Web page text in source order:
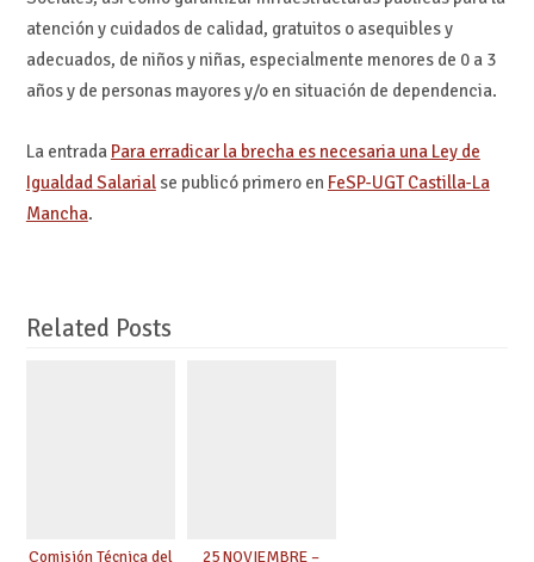
atención y cuidados de calidad, gratuitos o asequibles y
adecuados, de niños y niñas, especialmente menores de 0 a 3
años y de personas mayores y/o en situación de dependencia.
La entrada Para erradicar la brecha es necesaria una Ley de
Igualdad Salarialse publicó primero en FeSP-UGT Castilla-La
Mancha.
Related Posts
Comisión Técnica del 25 NOVIEMBRE –